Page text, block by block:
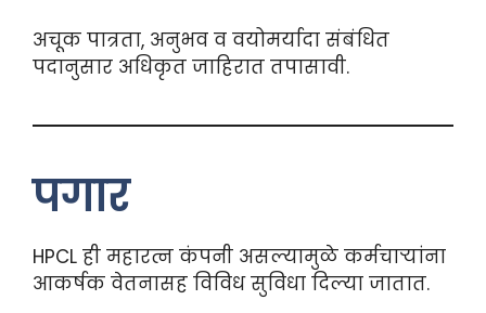
अचूक पात्रता, अनुभव व वयोमर्यादा संबंधित
पदानुसार अधिकृत जाहिरात तपासावी.
पगार
HPCL ही महारत्न कंपनी असल्यामुळे कर्मचाऱ्यांना
आकर्षक वेतनासह विविध सुविधा दिल्या जातात.